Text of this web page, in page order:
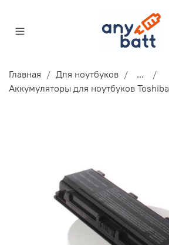
Главная Для ноутбуков
...
Аккумуляторы для ноутбуков Toshiba